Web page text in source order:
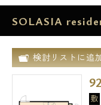
SOLASIA
検討リストに追
敷